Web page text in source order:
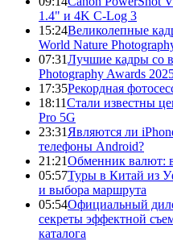
1.4" и 4K C-Log 3
15:24Великолепные
World Nature
07:31Лучшие кадры со
Photography Awards
17:35Рекордная
18:11Стали известны
Pro 5G
23:31 Являются ли
телефоны Android?
21:21Обменник валют:
05:57Туры в Китай из
и выбора маршрута
05:54Официальный
секреты эффектной
каталога